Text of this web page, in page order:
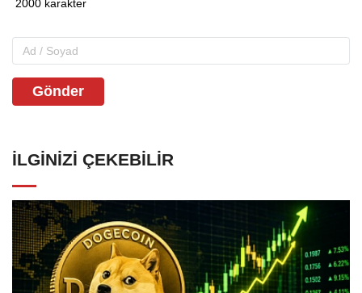
Gönder
İLGINIZI ÇEKEBILIR